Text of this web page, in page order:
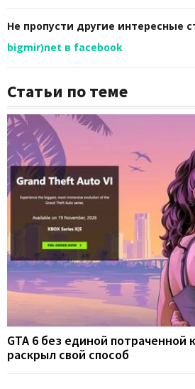
Не пропусти другие интересные
bigmir)net в facebook
Статьи по теме
GTA 6 без единой потраченной
раскрыл свой способ